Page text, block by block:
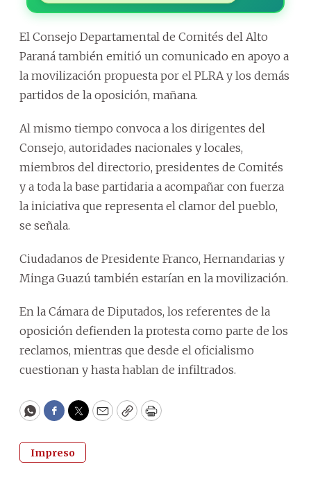
El Consejo Departamental de Comités del Alto
Paraná también emitió un comunicado en apoyo a
la movilización propuesta por el PLRA y los demás
partidos de la oposición, mañana.
Al mismo tiempo convoca a los dirigentes del
Consejo, autoridades nacionales y locales,
miembros del directorio, presidentes de Comités
y a toda la base partidaria a acompañar con fuerza
la iniciativa que representa el clamor del pueblo,
se señala.
Ciudadanos de Presidente Franco, Hernandarias y
Minga Guazú también estarían en la movilización.
En la Cámara de Diputados, los referentes de la
oposición defienden la protesta como parte de los
reclamos, mientras que desde el oficialismo
cuestionan y hasta hablan de infiltrados.
WhatsApp
Facebook
Twitter
EmailCopyPrint
Impreso